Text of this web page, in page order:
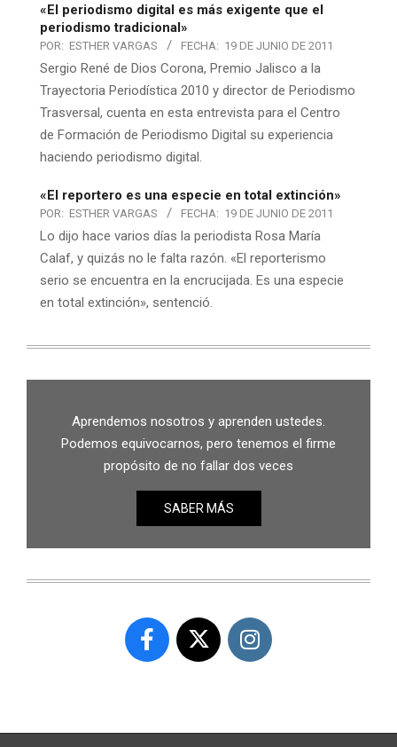
«El periodismo digital es más exigente que el
periodismo tradicional»
POR: ESTHER VARGAS FECHA: 19 DE JUNIO DE 2011
Sergio René de Dios Corona, Premio Jalisco a la
Trayectoria Periodística 2010 y director de Periodismo
Trasversal, cuenta en esta entrevista para el Centro
de Formación de Periodismo Digital su experiencia
haciendo periodismo digital.
«El reportero es una especie en total extinción»
POR: ESTHER VARGAS FECHA: 19 DE JUNIO DE 2011
Lo dijo hace varios días la periodista Rosa María
Calaf, y quizás no le falta razón. «El reporterismo
serio se encuentra en la encrucijada. Es una especie
en total extinción», sentenció.
Aprendemos nosotros y aprenden ustedes.
Podemos equivocarnos, pero tenemos el firme
propósito de no fallar dos veces
SABER MÁS